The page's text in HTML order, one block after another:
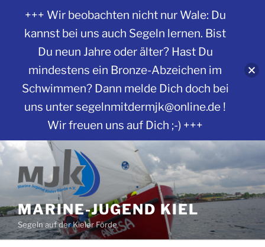
Zum
Inhalt
springen
MARINE-JUGEND KIEL
Segeln auf der Kieler Förde
+++ Wir beobachten nicht nur Wale: Du
kannst bei uns auch Segeln lernen. Bist
Du neun Jahre oder älter? Hast Du
mindestens ein Bronze-Abzeichen im
Schwimmen? Dann melde Dich doch bei
uns unter segelnmitdermjk@online.de !
Wir freuen uns auf Dich ;-) +++